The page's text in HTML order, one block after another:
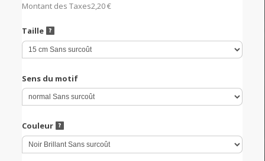
Montant des Taxes2,20 €
Taille
Sens du motif
Couleur